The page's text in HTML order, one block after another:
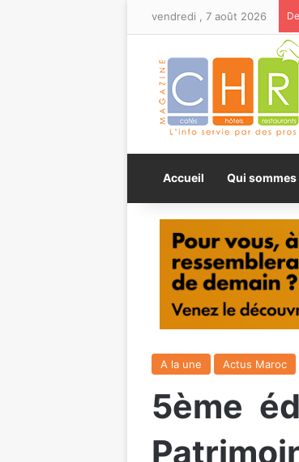
vendredi , 7 août 2026
Accueil Qui
A la une Actus Maroc
5ème